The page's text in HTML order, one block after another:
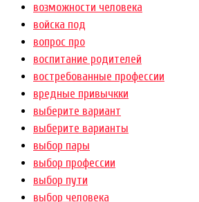
возможности человека
войска под
вопрос про
воспитание родителей
востребованные профессии
вредные привычкки
выберите вариант
выберите варианты
выбор пары
выбор профессии
выбор пути
выбор человека